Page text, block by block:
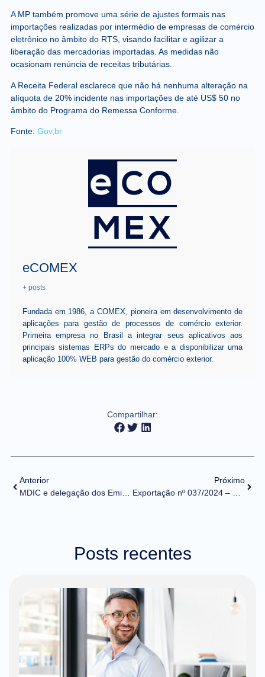
A MP também promove uma série de ajustes formais nas
importações realizadas por intermédio de empresas de comércio
eletrônico no âmbito do RTS, visando facilitar e agilizar a
liberação das mercadorias importadas. As medidas não
ocasionam renúncia de receitas tributárias.
A Receita Federal esclarece que não há nenhuma alteração na
alíquota de 20% incidente nas importações de até US$ 50 no
âmbito do Programa do Remessa Conforme.
Fonte: Gov,br
eCOMEX
+ posts
Fundada em 1986, a COMEX, pioneira em desenvolvimento de
aplicações para gestão de processos de comércio exterior.
Primeira empresa no Brasil a integrar seus aplicativos aos
principais sistemas ERPs do mercado e a disponibilizar uma
aplicação 100% WEB para gestão do comércio exterior.
Compartilhar:
Anterior
MDIC e delegação dos Emirados Árabes Unidos debatem desenvolvimento sustentável e acordo de livre comércio com o Mercosul
Próximo
Exportação nº 037/2024 – Exportação de café em grãos
Posts recentes